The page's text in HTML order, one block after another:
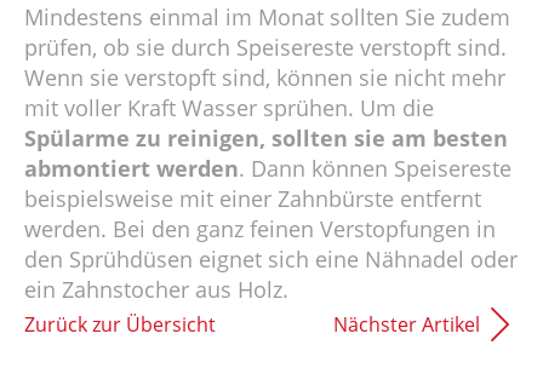
Mindestens einmal im Monat sollten Sie zudem
prüfen, ob sie durch Speisereste verstopft sind.
Wenn sie verstopft sind, können sie nicht mehr
mit voller Kraft Wasser sprühen. Um die
Spülarme zu reinigen, sollten sie am besten
abmontiert werden. Dann können Speisereste
beispielsweise mit einer Zahnbürste entfernt
werden. Bei den ganz feinen Verstopfungen in
den Sprühdüsen eignet sich eine Nähnadel oder
ein Zahnstocher aus Holz.
Zurück zur Übersicht Nächster Artikel